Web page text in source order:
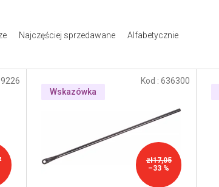
Najczęściej sprzedawane Alfabetycznie
Wskazówka
zł17,05
–33 %
Kod :636300